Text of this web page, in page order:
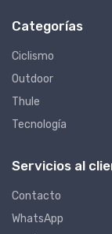
Categorías
Ciclismo
Outdoor
Thule
Tecnología
Servicios al
Contacto
WhatsApp